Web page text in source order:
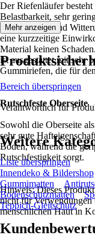
Der Riefenläufer
Belastbarkeit, sehr
Wärme/Kälte und
eine kurzzeitige
Material keinen
ist ausgestattet mit sehr
Gummiriefen, die für
Rutschfeste Oberseite
Sowohl die Oberseite
sehr gute
Boden, während die
Rutschfestigkeit sorgt.
Hinweis: Dieses
nicht für Verwendungen
menschlichen Haut in
Mehr anzeigen
Bereich überspringen
Verantwortlich für
Weitere
Liste überspringen
Innendeko & Bildershop
Gummimatten
Bodenschutzmatten
Teppich-Gleitschutz